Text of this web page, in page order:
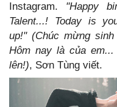
Instagram. "Happy
Talent...! Today is
up!" (Chúc mừng
Hôm nay là của
lên!), Sơn Tùng viết.